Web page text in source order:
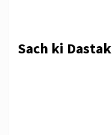
Sach ki Dastak